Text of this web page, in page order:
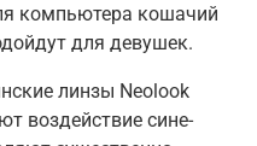
компьютера кошачий
для девушек.
линзы Neolook
воздействие сине-